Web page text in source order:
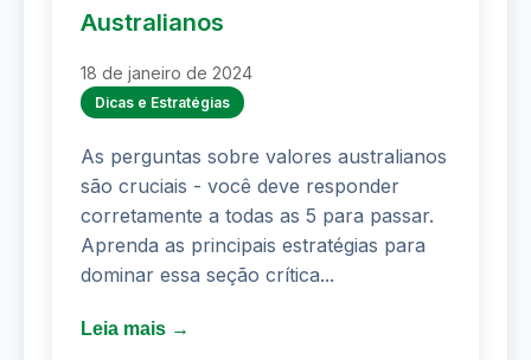
Australianos
18 de janeiro de 2024
Dicas e Estratégias
As perguntas sobre valores australianos
são cruciais - você deve responder
corretamente a todas as 5 para passar.
Aprenda as principais estratégias para
dominar essa seção crítica...
Leia mais →